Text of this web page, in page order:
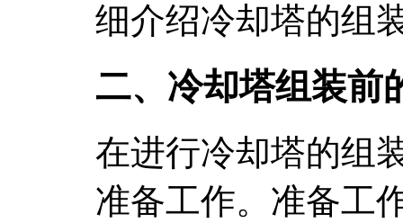
细介绍冷却塔的组
二、冷却塔组装前
在进行冷却塔的组
准备工作。准备工